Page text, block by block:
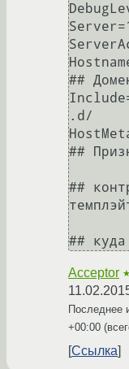
##
.d/
##
##
Acceptor
Последнее
+00:00
Ссылка